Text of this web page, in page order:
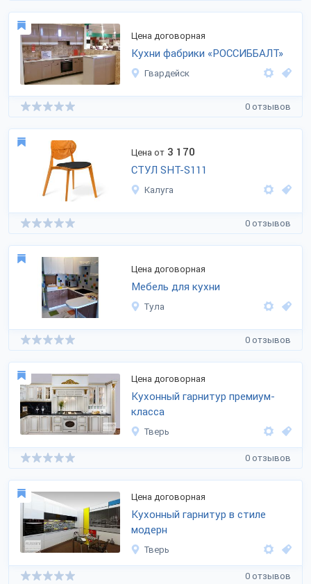
Цена договорная
Кухни фабрики «РОССИББАЛТ»
Гвардейск
0 отзывов
Цена от 3 170
СТУЛ SHT-S111
Калуга
0 отзывов
Цена договорная
Мебель для кухни
Тула
0 отзывов
Цена договорная
Кухонный гарнитур премиум-
класса
Тверь
0 отзывов
Цена договорная
Кухонный гарнитур в стиле
модерн
Тверь
0 отзывов